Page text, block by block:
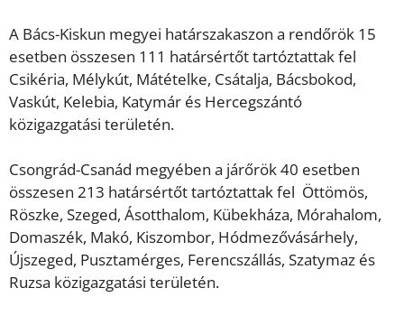
A Bács-Kiskun megyei határszakaszon a rendőrök 15
esetben összesen 111 határsértőt tartóztattak fel
Csikéria, Mélykút, Mátételke, Csátalja, Bácsbokod,
Vaskút, Kelebia, Katymár és Hercegszántó
közigazgatási területén.
Csongrád-Csanád megyében a járőrök 40 esetben
összesen 213 határsértőt tartóztattak fel Öttömös,
Röszke, Szeged, Ásotthalom, Kübekháza, Mórahalom,
Domaszék, Makó, Kiszombor, Hódmezővásárhely,
Újszeged, Pusztamérges, Ferencszállás, Szatymaz és
Ruzsa közigazgatási területén.